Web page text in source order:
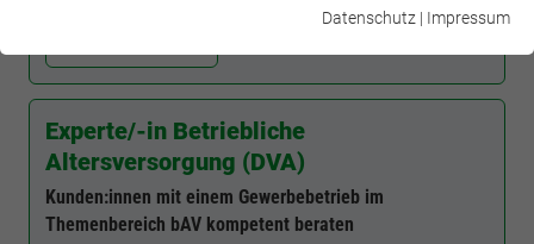
Experte/-in Betriebliche
Altersversorgung (DVA)
Kunden:innen mit einem Gewerbebetrieb im
Themenbereich bAV kompetent beraten
Essenzielle Cookies werden für grundlegende Funktionen der
Webseite einwandfrei funktioniert.
Anbieter BWV Hamburg
Laufzeit 1 Jahr
Google Analytics
Name _ga
Cookie-Informationen anzeigen
Datenschutz | Impressum